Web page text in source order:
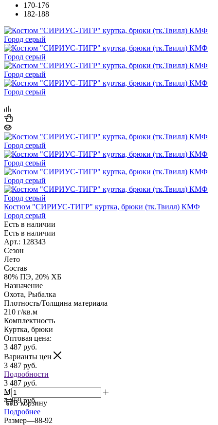
170-176
182-188
Костюм "СИРИУС-ТИГР" куртка, брюки (тк.Твилл) КМФ
Город серый
Есть в наличии
Есть в наличии
Арт.: 128343
Сезон
Лето
Состав
80% ПЭ, 20% ХБ
Назначение
Охота, Рыбалка
Плотность/Толщина материала
210 г/кв.м
Комплектность
Куртка, брюки
Оптовая цена:
3 487 руб.
Варианты цен
3 487 руб.
Подробности
3 487 руб.
Мелкий опт:
4 359 руб.
В корзину
Подробнее
Размер—88-92